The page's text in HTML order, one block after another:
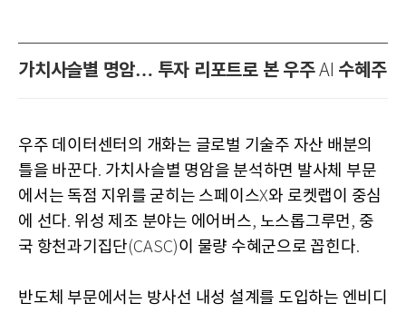
가치사슬별 명암… 투자 리포트로 본 우주AI 수혜주
우주 데이터센터의 개화는 글로벌 기술주 자산 배분의
틀을 바꾼다. 가치사슬별 명암을 분석하면 발사체 부문
에서는 독점 지위를 굳히는 스페이스X와 로켓랩이 중심
에 선다. 위성 제조 분야는 에어버스, 노스롭그루먼, 중
국 항천과기집단(CASC)이 물량 수혜군으로 꼽힌다.
반도체 부문에서는 방사선 내성 설계를 도입하는 엔비디